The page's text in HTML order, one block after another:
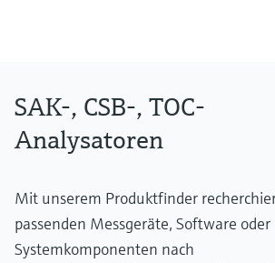
SAK-, CSB-, TOC-
Analysatoren
Mit unserem Produktfinder
passenden Messgeräte, Software oder
Systemkomponenten nach